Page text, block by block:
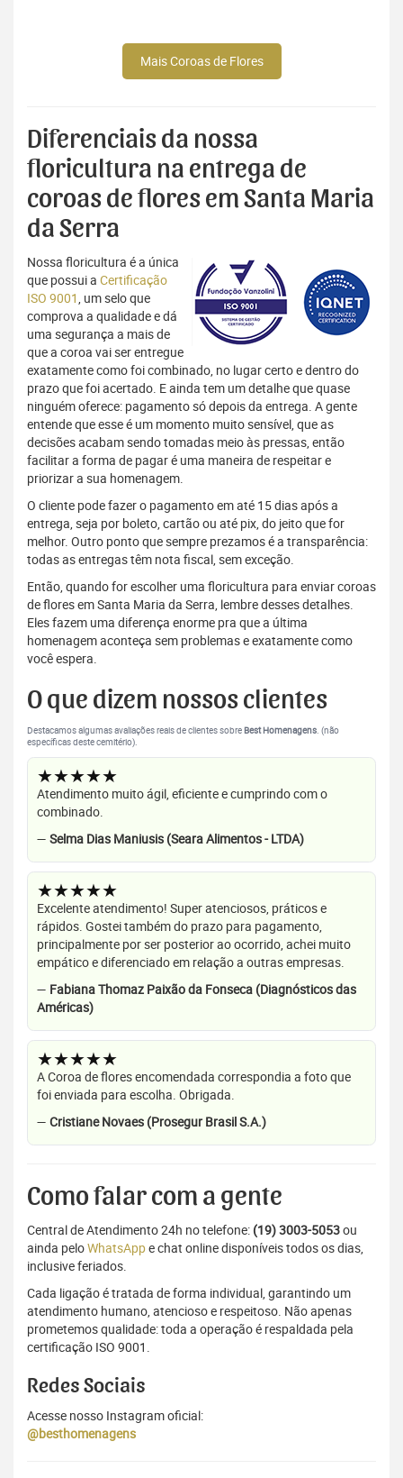
Mais Coroas de Flores
Diferenciais da nossa
floricultura na entrega de
coroas de flores em Santa Maria
da Serra
Nossa floricultura é a única
que possui a Certificação
ISO 9001, um selo que
comprova a qualidade e dá
uma segurança a mais de
que a coroa vai ser entregue
exatamente como foi combinado, no lugar certo e dentro do
prazo que foi acertado. E ainda tem um detalhe que quase
ninguém oferece: pagamento só depois da entrega. A gente
entende que esse é um momento muito sensível, que as
decisões acabam sendo tomadas meio às pressas, então
facilitar a forma de pagar é uma maneira de respeitar e
priorizar a sua homenagem.
O cliente pode fazer o pagamento em até 15 dias após a
entrega, seja por boleto, cartão ou até pix, do jeito que for
melhor. Outro ponto que sempre prezamos é a transparência:
todas as entregas têm nota fiscal, sem exceção.
Então, quando for escolher uma floricultura para enviar coroas
de flores em Santa Maria da Serra, lembre desses detalhes.
Eles fazem uma diferença enorme pra que a última
homenagem aconteça sem problemas e exatamente como
você espera.
O que dizem nossos clientes
Destacamos algumas avaliações reais de clientes sobre Best Homenagens. (não
específicas deste cemitério).
★★★★★
Atendimento muito ágil, eficiente e cumprindo com o
combinado.
— Selma Dias Maniusis (Seara Alimentos - LTDA)
★★★★★
Excelente atendimento! Super atenciosos, práticos e
rápidos. Gostei também do prazo para pagamento,
principalmente por ser posterior ao ocorrido, achei muito
empático e diferenciado em relação a outras empresas.
— Fabiana Thomaz Paixão da Fonseca (Diagnósticos das
Américas)
★★★★★
A Coroa de flores encomendada correspondia a foto que
foi enviada para escolha. Obrigada.
— Cristiane Novaes (Prosegur Brasil S.A.)
Como falar com a gente
Central de Atendimento 24h no telefone: (19) 3003-5053ou
ainda peloWhatsAppe chat online disponíveis todos os dias,
inclusive feriados.
Cada ligação é tratada de forma individual, garantindo um
atendimento humano, atencioso e respeitoso. Não apenas
prometemos qualidade: toda a operação é respaldada pela
certificação ISO 9001.
Redes Sociais
Acesse nosso Instagram oficial:
@besthomenagens